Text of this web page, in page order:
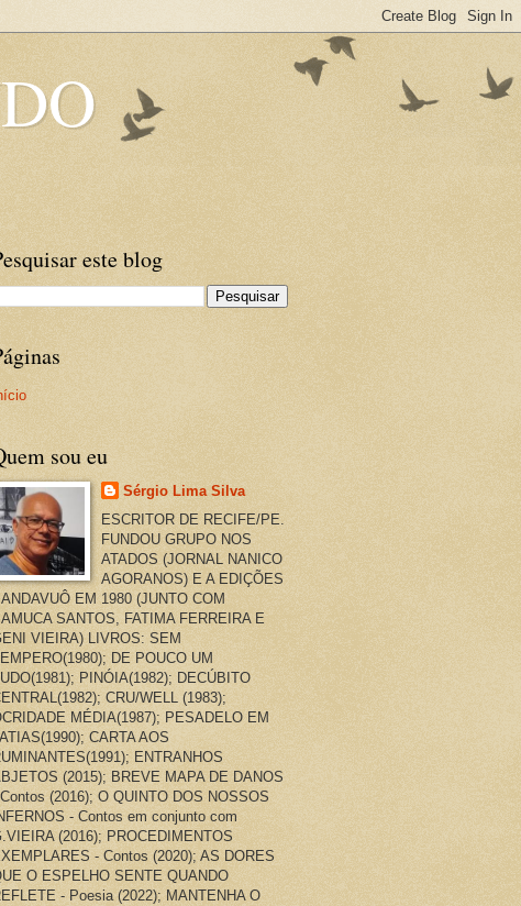
este blog
sou eu
Sérgio Lima Silva
ESCRITOR DE RECIFE/PE.
FUNDOU GRUPO NOS
ATADOS (JORNAL NANICO
AGORANOS) E A EDIÇÕES
EM 1980 (JUNTO COM
SANTOS, FATIMA FERREIRA E
VIEIRA) LIVROS: SEM
DE POUCO UM
PINÓIA(1982); DECÚBITO
CRU/WELL (1983);
MÉDIA(1987); PESADELO EM
CARTA AOS
ENTRANHOS
(2015); BREVE MAPA DE DANOS
(2016); O QUINTO DOS NOSSOS
- Contos em conjunto com
(2016); PROCEDIMENTOS
- Contos (2020); AS DORES
O ESPELHO SENTE QUANDO
- Poesia (2022); MANTENHA O